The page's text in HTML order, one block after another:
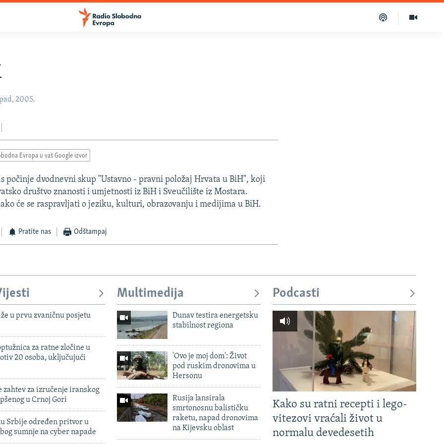
2005.
Evropa u vaš Google izvor
počinje dvodnevni skup "Ustavno - pravni položaj Hrvata u BiH", koji
društvo znanosti i umjetnosti iz BiH i Sveučilište iz Mostara.
će se raspravljati o jeziku, kulturi, obrazovanju i medijima u BiH.
Pratite nas Odštampaj
u prvu zvaničnu posjetu
za ratne zločine u
20 osoba, uključujući
zahtev za izručenje iranskog
u Crnoj Gori
Srbije određen pritvor u
sumnje na cyber napade
Multimedija
Dunav testira energetsku
stabilnost regiona
'Ovo je moj dom': Život
pod ruskim dronovima u
Hersonu
Rusija lansirala
smrtonosnu balističku
raketu, napad dronovima
na Kijevsku oblast
Podcasti
Kako su ratni recepti i lego-
vitezovi vraćali život u
normalu devedesetih